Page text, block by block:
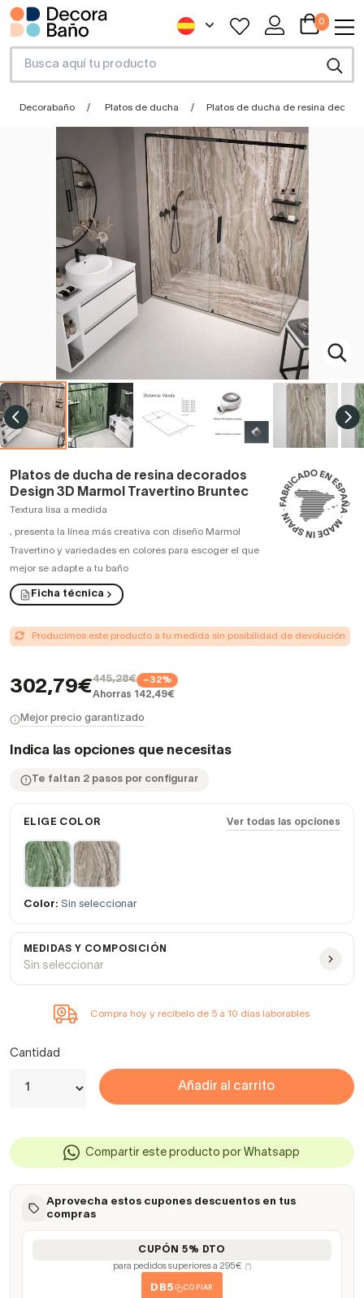
0
Decorabaño Platos de ducha Platos de ducha de resina
Platos de ducha de resina decorados
Design 3D Marmol Travertino Bruntec
Textura lisa a medida
, presenta la línea más creativa con diseño Marmol
Travertino y variedades en colores para escoger el que
mejor se adapte a tu baño
Ficha técnica
Producimos este producto a tu medida sin posibilidad de devolución
302,79€445,28€ −32%
Ahorras 142,49€
Mejor precio garantizado
Indica las opciones que necesitas
Te faltan 2 pasos por configurar
ELIGE COLOR Ver todas las opciones
Color: Sin seleccionar
MEDIDAS Y COMPOSICIÓN
Sin seleccionar
Compra hoy y recíbelo de 5 a 10 días laborables
Cantidad
Añadir al carrito
Compartir este producto por Whatsapp
Aprovecha estos cupones descuentos en tus
compras
CUPÓN 5% DTO
para pedidos superiores a 295€ (*)
DB5 COPIAR